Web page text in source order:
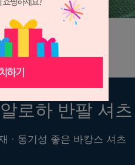
로하 반팔 셔츠
· 통기성 좋은 바캉스 셔츠